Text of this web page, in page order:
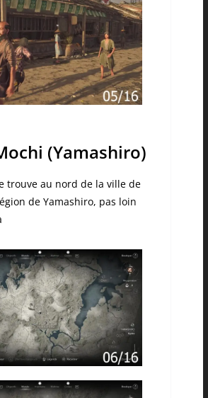
(Yamashiro)
trouve au nord de la ville de
de Yamashiro, pas loin